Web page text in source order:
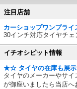
注目店舗
カーショップワンプライ
30インチ対応タイヤチ
イチオシピット情報
★☆ タイヤの在庫も展
タイヤのメーカーやサ
が御座いましたら当店へ